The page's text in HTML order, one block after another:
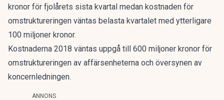
kronor för fjolårets sista kvartal medan kostnaden för
omstruktureringen väntas belasta kvartalet med ytterligare
100 miljoner kronor.
Kostnaderna 2018 väntas uppgå till 600 miljoner kronor för
omstruktureringen av affärsenheterna och översynen av
koncernledningen.
ANNONS